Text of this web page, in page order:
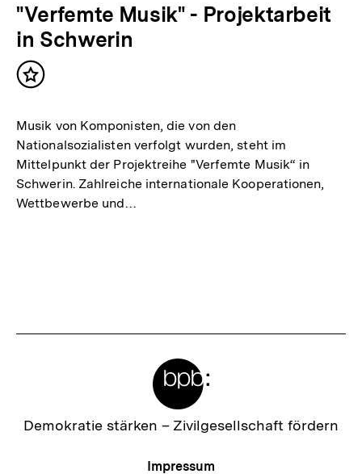
"Verfemte Musik" - Projektarbeit
in Schwerin
Inhalt
Musik von Komponisten, die von den
Nationalsozialisten verfolgt wurden, steht im
Mittelpunkt der Projektreihe "Verfemte Musik“ in
Schwerin. Zahlreiche internationale Kooperationen,
Wettbewerbe und…
Zur
Demokratie stärken – Zivilgesellschaft fördern
Meta-
Impressum